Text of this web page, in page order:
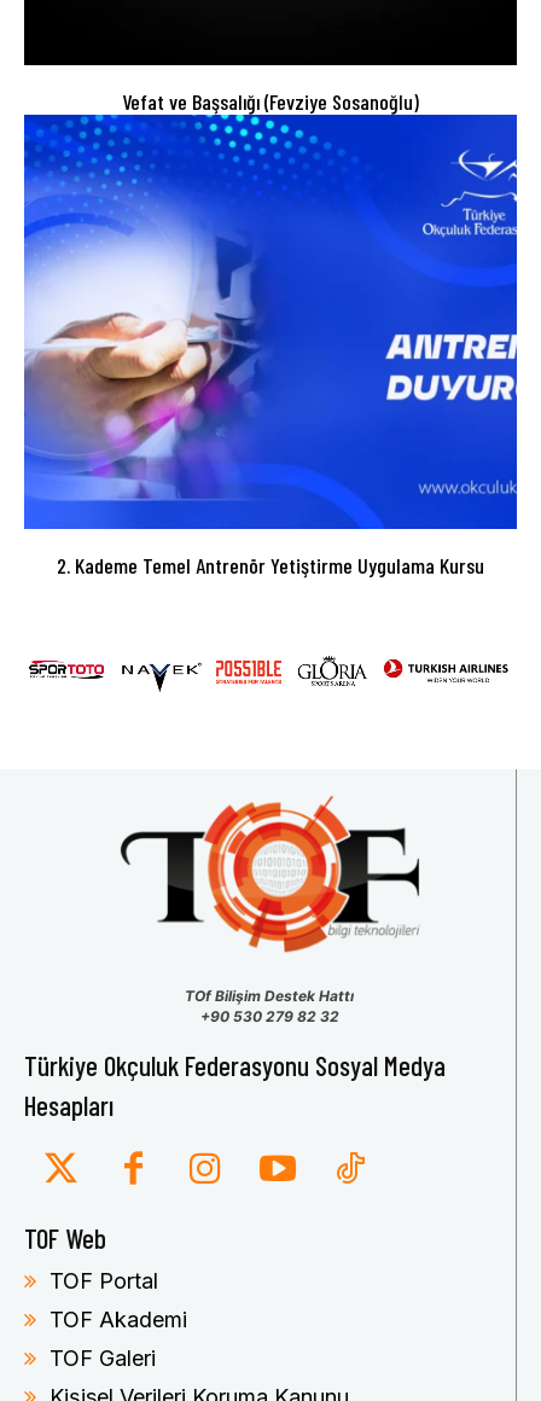
Vefat ve Başsalığı (Fevziye Sosanoğlu)
2. Kademe Temel Antrenör Yetiştirme Uygulama Kursu
TOf Bilişim Destek Hattı
+90 530 279 82 32
Türkiye Okçuluk Federasyonu Sosyal Medya
Hesapları
TOF Web
TOF Portal
TOF Akademi
TOF Galeri